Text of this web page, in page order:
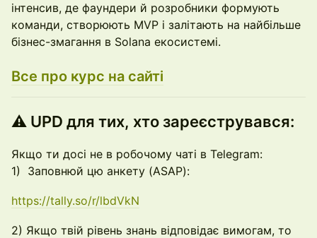
інтенсив, де фаундери й розробники формують
команди, створюють MVP і залітають на найбільше
бізнес-змагання в Solana екосистемі.
Все про курс на сайті
⚠️ UPD для тих, хто зареєструвався:
Якщо ти досі не в робочому чаті в Telegram:
1) Заповнюй цю анкету (ASAP):
https://tally.so/r/lbdVkN
2) Якщо твій рівень знань відповідає вимогам, то